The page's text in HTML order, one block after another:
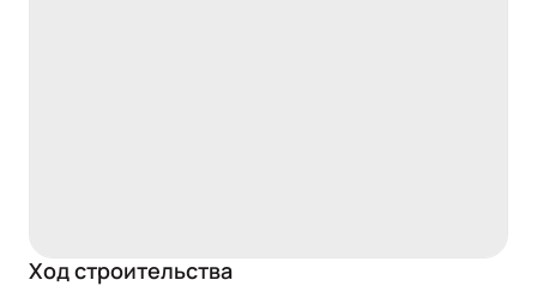
Ход строительства